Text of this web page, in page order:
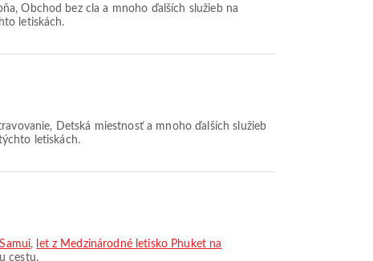
Obchod bez cla a mnoho ďalších služieb na
letiskách.
Detská miestnosť a mnoho ďalších služieb
letiskách.
, let z Medzinárodné letisko Phuket na
cestu.